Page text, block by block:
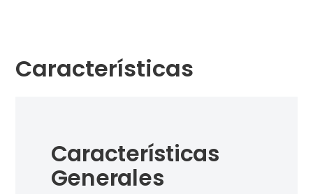
Características
Características
Generales